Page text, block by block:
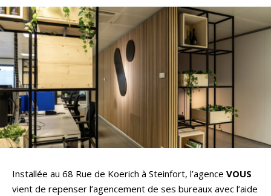
Installée au 68 Rue de Koerich à Steinfort, l’agence VOUS
vient de repenser l’agencement de ses bureaux avec l’aide